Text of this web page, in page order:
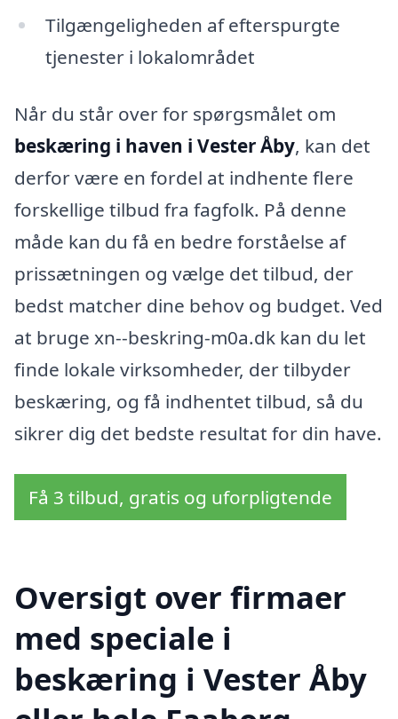
Tilgængeligheden af efterspurgte
tjenester i lokalområdet
Når du står over for spørgsmålet om
beskæring i haven i Vester Åby, kan det
derfor være en fordel at indhente flere
forskellige tilbud fra fagfolk. På denne
måde kan du få en bedre forståelse af
prissætningen og vælge det tilbud, der
bedst matcher dine behov og budget. Ved
at bruge xn--beskring-m0a.dk kan du let
finde lokale virksomheder, der tilbyder
beskæring, og få indhentet tilbud, så du
sikrer dig det bedste resultat for din have.
Få 3 tilbud, gratis og uforpligtende
Oversigt over firmaer
med speciale i
beskæring i Vester Åby